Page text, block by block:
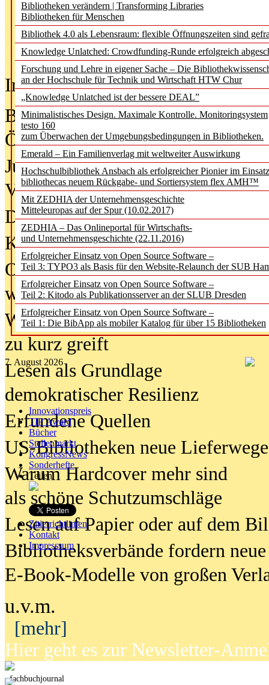
Bibliotheken verändern | Transforming Libraries
Bibliotheken für Menschen
Bibliothek 4.0 als Lebensraum: flexible Öffnungszeiten sind
Knowledge Unlatched: Crowdfunding-Runde erfolgreich
Forschung und Lehre in eigener Sache – Die
an der Hochschule für Technik und Wirtschaft HTW Chur
„Knowledge Unlatched ist der bessere DEAL”
Minimalistisches Design. Maximale Kontrolle. Monitoringsystem
testo 160
zum Überwachen der Umgebungsbedingungen in Bibliotheken.
Emerald – Ein Familienverlag mit weltweiter Auswirkung
Hochschulbibliothek Ansbach als erfolgreicher Pionier im
bibliothecas neuem Rückgabe- und Sortiersystem flex AMH™
Mit ZEDHIA der Unternehmensgeschichte
Mitteleuropas auf der Spur (10.02.2017)
ZEDHIA – Das Onlineportal für Wirtschafts-
und Unternehmensgeschichte (22.11.2016)
Erfolgreicher Einsatz von Open Source Software –
Teil 3: TYPO3 als Basis für den Website-Relaunch der SUB
Erfolgreicher Einsatz von Open Source Software –
Teil 2: Kitodo als Publikationsserver an der SLUB Dresden
Erfolgreicher Einsatz von Open Source Software –
Teil 1: Die BibApp als mobiler Katalog für über 15 Bibliotheken
7. August 2026
Innovationspreis
TIP Award
Bücher
Stellenmarkt
KongressNews
Sonderhefte
Teilen
Zitierrichtlinien
Kontakt
Impresssum
In der Ausgabe05/2026(Juni/Juli
Bürgerforum fordert mehr
Öffentlichkeit
Jugendliche wollen besseren
Verbote
Digitale Langzeit­archi­vierung
KI-Chatbots werden Teil der
Offene Infrastrukturen für
wissenschaftliche
Warum die Debatte über KI-Texte
zu kurz greift
Lesen als Grundlage
demokratischer Resilienz
Erfundene Quellen
US-Bibliotheken neue Lieferwege
Warum Hardcover mehr sind
als schöne Schutzumschläge
Lesen auf Papier oder auf dem
Bibliotheksverbände fordern neue
E-Book-Modelle von großen
u.v.m.
[mehr]
Hier geht es zur Newsletter-
fachbuchjournal